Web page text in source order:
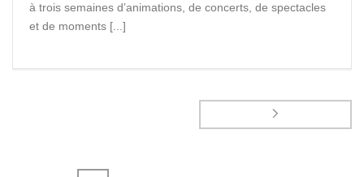
à trois semaines d’animations, de concerts, de spectacles
et de moments [...]